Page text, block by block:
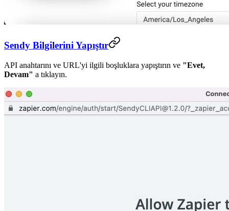
Sendy Bilgilerini Yapıştır
API anahtarını ve URL'yi ilgili boşluklara yapıştırın ve "Evet,
Devam" a tıklayın.